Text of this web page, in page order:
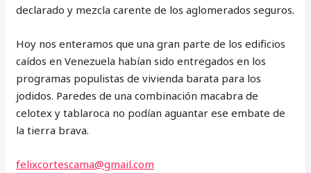
declarado y mezcla carente de los aglomerados seguros.
Hoy nos enteramos que una gran parte de los edificios
caídos en Venezuela habían sido entregados en los
programas populistas de vivienda barata para los
jodidos. Paredes de una combinación macabra de
celotex y tablaroca no podían aguantar ese embate de
la tierra brava.
felixcortescama@gmail.com